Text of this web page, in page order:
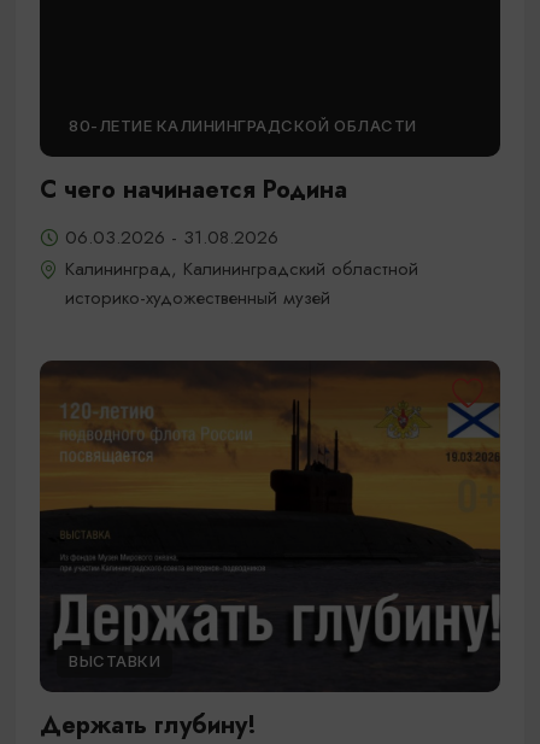
80-ЛЕТИЕ КАЛИНИНГРАДСКОЙ ОБЛАСТИ
С чего начинается Родина
06.03.2026 - 31.08.2026
Калининград, Калининградский областной
историко-художественный музей
ВЫСТАВКИ
Держать глубину!